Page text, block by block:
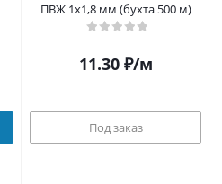
ПВЖ 1х1,8 мм (бухта 500 м)
11.30₽/м
Под заказ